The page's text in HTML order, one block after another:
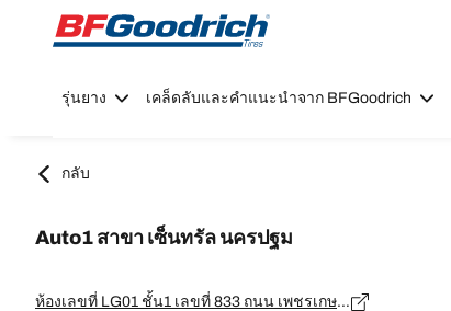
Go to page content
Go to page navigation
รุ่นยาง เคล็ดลับและคำแนะนำจาก BFGoodrich
กลับ
Auto1 สาขา เซ็นทรัล นครปฐม
ห้องเลขที่ LG01 ชั้น1 เลขที่ 833 ถนน เพชรเกษม ตำบล สนามจันทร์ อำเภอเมืองนครปฐม, นครปฐม - 73000